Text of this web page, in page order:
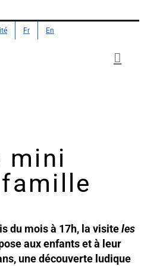
Fr En
mini
du mois à 17h, la visiteles
aux enfants et à leur
une découverte ludique